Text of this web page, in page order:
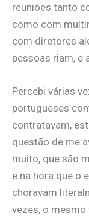
reuniões tanto
como com
com diretores
pessoas riam, e
Percebi várias
portugueses
contratavam,
questão de me
muito, que são
e na hora que o
choravam
vezes, o